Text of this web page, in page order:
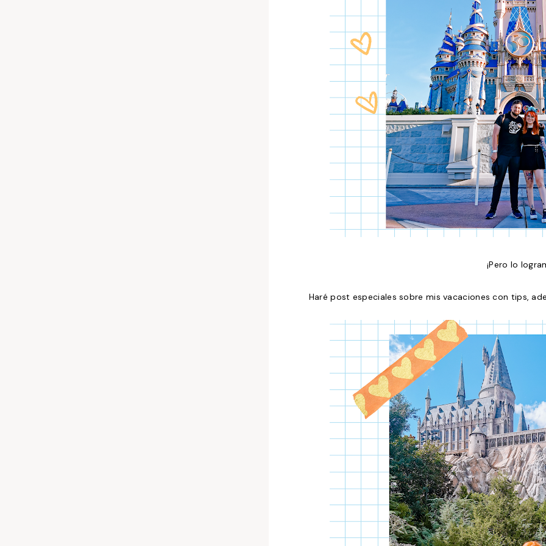
¡Pero lo
Haré post especiales sobre mis vacaciones con tips,